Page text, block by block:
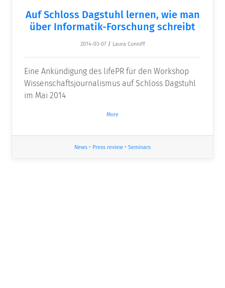
Auf Schloss Dagstuhl lernen, wie man
über Informatik-Forschung schreibt
2014-03-07 / Laura Cunniff
Eine Ankündigung des lifePR für den Workshop
Wissenschaftsjournalismus auf Schloss Dagstuhl
im Mai 2014
More
News • Press review • Seminars